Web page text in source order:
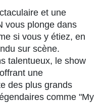
et une
vous plonge dans
si vous y étiez, en
sur scène.
talentueux, le show
une
des plus grands
comme "My